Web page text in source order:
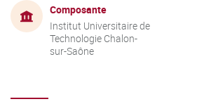
Composante
Institut Universitaire de
Technologie Chalon-
sur-Saône